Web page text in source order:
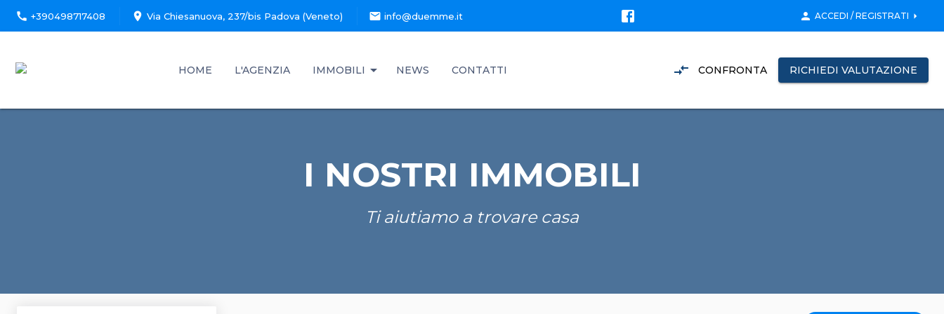
call +390498717408 location_on Via Chiesanuova, 237/bis Padova (Veneto) mail info@duemme.it person ACCEDI / REGISTRATI arrow_right
HOME L'AGENZIA IMMOBILI NEWS CONTATTI compare_arrows CONFRONTA RICHIEDI VALUTAZIONE
I NOSTRI IMMOBILI
Ti aiutiamo a trovare casa